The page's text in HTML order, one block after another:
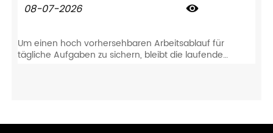
08-07-2026

Um einen hoch vorhersehbaren Arbeitsablauf für
tägliche Aufgaben zu sichern, bleibt die laufende